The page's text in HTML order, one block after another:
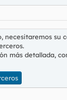
necesitaremos su
más detallada,